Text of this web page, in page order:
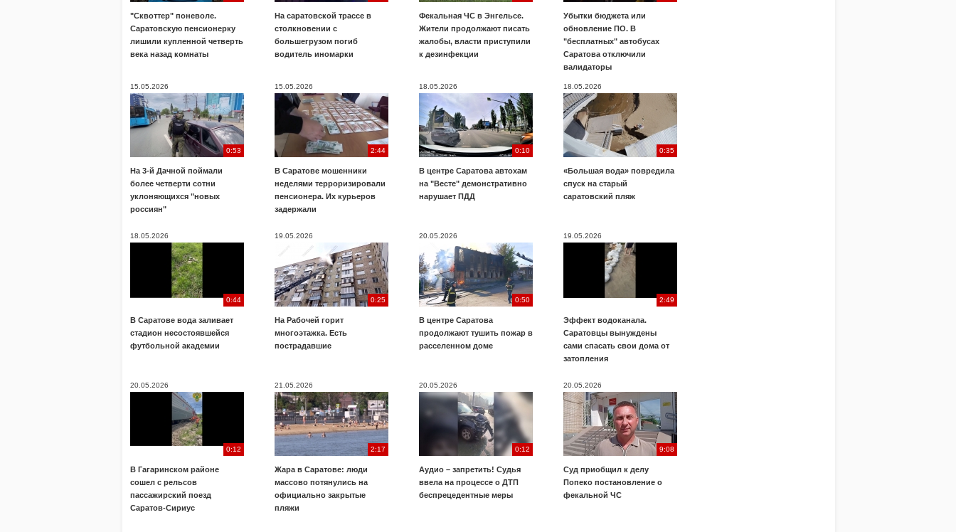
"Сквоттер" поневоле.
Саратовскую пенсионерку
лишили купленной четверть
века назад комнаты
На саратовской трассе в
столкновении с
большегрузом погиб
водитель иномарки
Фекальная ЧС в Энгельсе.
Жители продолжают писать
жалобы, власти приступили
к дезинфекции
Убытки бюджета или
обновление ПО. В
"бесплатных" автобусах
Саратова отключили
валидаторы
15.05.2026
0:53
На 3-й Дачной поймали
более четверти сотни
уклоняющихся "новых
россиян"
15.05.2026
2:44
В Саратове мошенники
неделями терроризировали
пенсионера. Их курьеров
задержали
18.05.2026
0:10
В центре Саратова автохам
на "Весте" демонстративно
нарушает ПДД
18.05.2026
0:35
«Большая вода» повредила
спуск на старый
саратовский пляж
18.05.2026
0:44
В Саратове вода заливает
стадион несостоявшейся
футбольной академии
19.05.2026
0:25
На Рабочей горит
многоэтажка. Есть
пострадавшие
20.05.2026
0:50
В центре Саратова
продолжают тушить пожар в
расселенном доме
19.05.2026
2:49
Эффект водоканала.
Саратовцы вынуждены
сами спасать свои дома от
затопления
20.05.2026
0:12
В Гагаринском районе
сошел с рельсов
пассажирский поезд
Саратов-Сириус
21.05.2026
2:17
Жара в Саратове: люди
массово потянулись на
официально закрытые
пляжи
20.05.2026
0:12
Аудио – запретить! Судья
ввела на процессе о ДТП
беспрецедентные меры
20.05.2026
9:08
Суд приобщил к делу
Попеко постановление о
фекальной ЧС